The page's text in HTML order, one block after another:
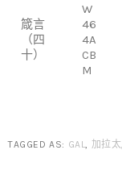
箴言
（四
十）
W
46
4A
CB
M
TAGGED AS: GAL 加拉太